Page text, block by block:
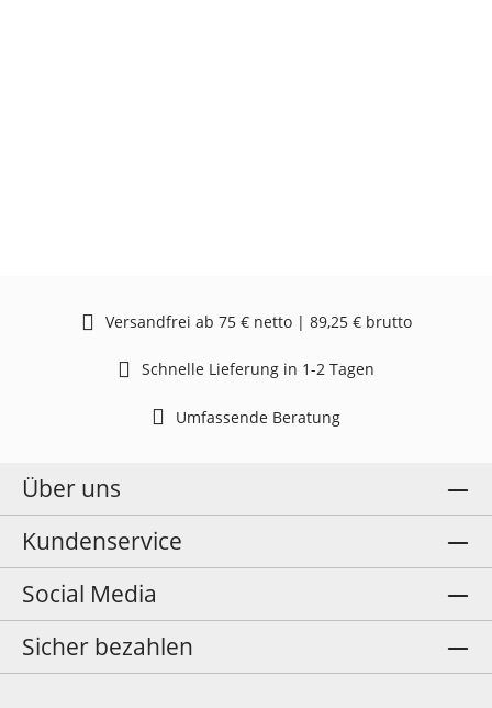
Versandfrei ab 75 € netto | 89,25 € brutto
Schnelle Lieferung in 1-2 Tagen
Umfassende Beratung
Über uns
Kundenservice
Social Media
Sicher bezahlen